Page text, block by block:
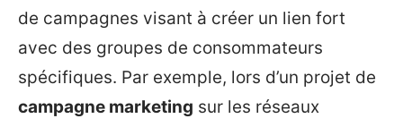
de campagnes visant à créer un lien fort
avec des groupes de consommateurs
spécifiques. Par exemple, lors d’un projet de
campagne marketing sur les réseaux